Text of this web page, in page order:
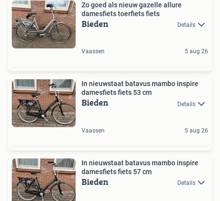
Zo goed als nieuw gazelle allure
damesfiets toerfiets fiets
Bieden Details
Vaassen 5 aug 26
In nieuwstaat batavus mambo inspire
damesfiets fiets 53 cm
Bieden Details
Vaassen 5 aug 26
In nieuwstaat batavus mambo inspire
damesfiets fiets 57 cm
Bieden Details